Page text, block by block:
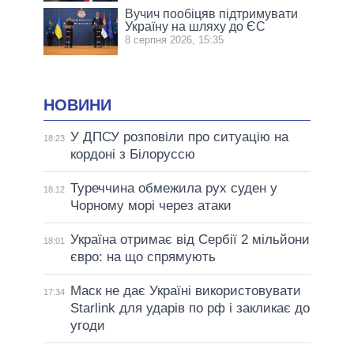
Вучич пообіцяв підтримувати
Україну на шляху до ЄС
8 серпня 2026, 15:35
НОВИНИ
18:23 У ДПСУ розповіли про ситуацію на
кордоні з Білоруссю
18:12 Туреччина обмежила рух суден у
Чорному морі через атаки
18:01
Україна отримає від Сербії 2 мільйони
євро: на що спрямують
17:34
Маск не дає Україні використовувати
Starlink для ударів по рф і закликає до
угоди